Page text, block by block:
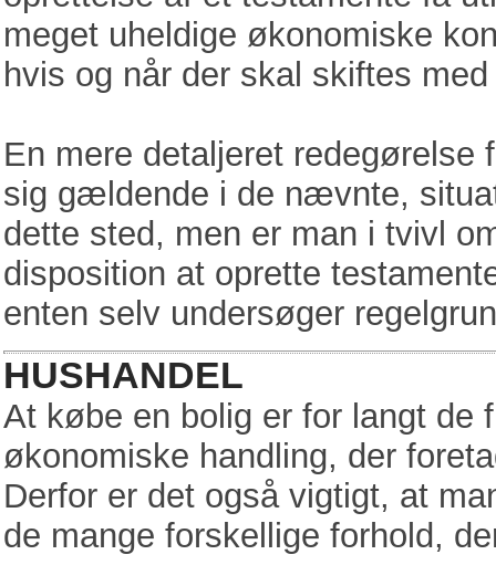
meget uheldige økonomiske
hvis og når der skal skiftes
En mere detaljeret
sig gældende i de nævnte,
dette sted, men er man i tvivl
disposition at oprette
enten selv undersøger
HUSHANDEL
At købe en bolig er for langt de
økonomiske handling, der
Derfor er det også vigtigt, at
de mange forskellige forhold,